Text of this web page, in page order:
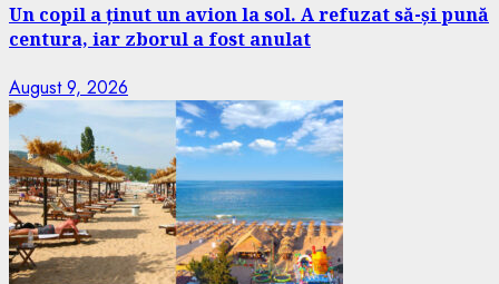
Un copil a ținut un avion la sol. A refuzat să-și pună
centura, iar zborul a fost anulat
August 9, 2026